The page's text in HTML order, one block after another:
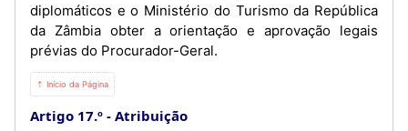
diplomáticos e o Ministério do Turismo da República
da Zâmbia obter a orientação e aprovação legais
prévias do Procurador-Geral.
⇡ Início da Página
Artigo 17.º Atribuição